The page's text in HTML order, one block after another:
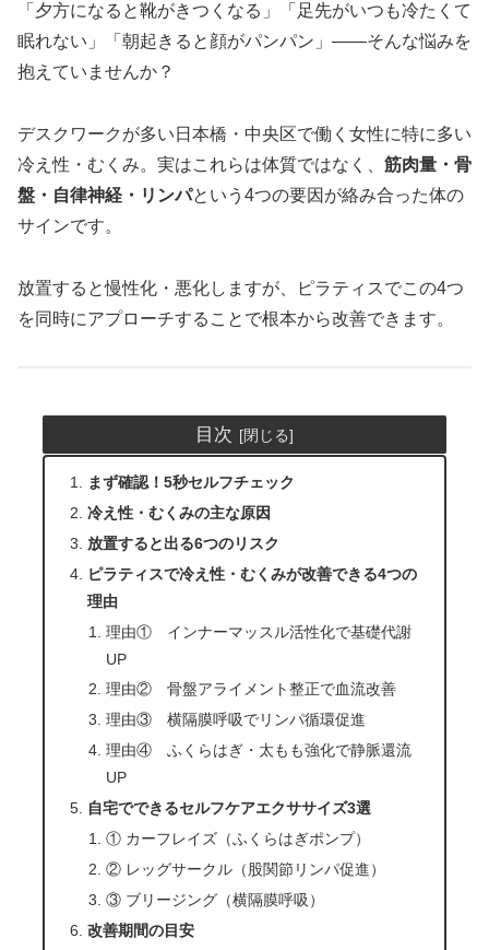
「夕方になると靴がきつくなる」「足先がいつも冷たくて
眠れない」「朝起きると顔がパンパン」——そんな悩みを
抱えていませんか？
デスクワークが多い日本橋・中央区で働く女性に特に多い
冷え性・むくみ。実はこれらは体質ではなく、 筋肉量・骨
盤・自律神経・リンパという4つの要因が絡み合った体の
サインです。
放置すると慢性化・悪化しますが、ピラティスでこの4つ
を同時にアプローチすることで根本から改善できます。
目次
まず確認！5秒セルフチェック
冷え性・むくみの主な原因
放置すると出る6つのリスク
ピラティスで冷え性・むくみが改善できる4つの
理由
理由① インナーマッスル活性化で基礎代謝
UP
理由② 骨盤アライメント整正で血流改善
理由③ 横隔膜呼吸でリンパ循環促進
理由④ ふくらはぎ・太もも強化で静脈還流
UP
自宅でできるセルフケアエクササイズ3選
① カーフレイズ（ふくらはぎポンプ）
② レッグサークル（股関節リンパ促進）
③ ブリージング（横隔膜呼吸）
改善期間の目安